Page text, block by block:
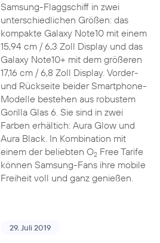
Samsung-Flaggschiff in zwei
unterschiedlichen Größen: das
kompakte Galaxy Note10 mit einem
15,94 cm / 6,3 Zoll Display und das
Galaxy Note10+ mit dem größeren
17,16 cm / 6,8 Zoll Display. Vorder-
und Rückseite beider Smartphone-
Modelle bestehen aus robustem
Gorilla Glas 6. Sie sind in zwei
Farben erhältich: Aura Glow und
Aura Black. In Kombination mit
einem der beliebten O2Free Tarife
können Samsung-Fans ihre mobile
Freiheit voll und ganz genießen.
29. Juli 2019